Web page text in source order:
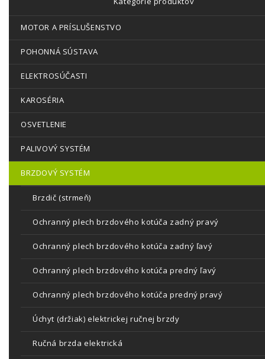
MOTOR A PRÍSLUŠENSTVO
POHONNÁ SÚSTAVA
ELEKTROSÚČASTI
KAROSÉRIA
OSVETLENIE
PALIVOVÝ SYSTÉM
BRZDOVÝ SYSTÉM
Brzdič (strmeň)
Ochranný plech brzdového kotúča zadný pravý
Ochranný plech brzdového kotúča zadný ľavý
Ochranný plech brzdového kotúča predný ľavý
Ochranný plech brzdového kotúča predný pravý
Úchyt (držiak) elektrickej ručnej brzdy
Ručná brzda elektrická